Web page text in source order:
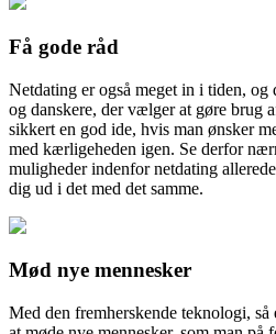
Få gode råd
Netdating er også meget in i tiden,
og danskere, der vælger at gøre brug
sikkert en god ide, hvis man ønsker
med kærligeheden igen. Se derfor
muligheder indenfor netdating
dig ud i det med det samme.
Mød nye mennesker
Med den fremherskende teknologi, så